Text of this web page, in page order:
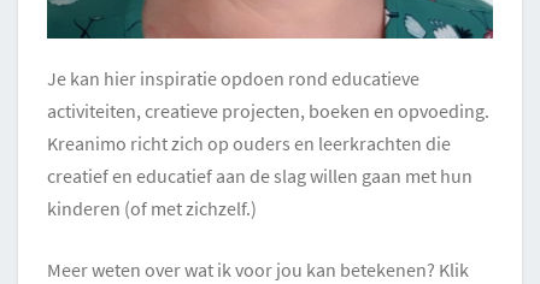
Je kan hier inspiratie opdoen rond educatieve
activiteiten, creatieve projecten, boeken en opvoeding.
Kreanimo richt zich op ouders en leerkrachten die
creatief en educatief aan de slag willen gaan met hun
kinderen (of met zichzelf.)
Meer weten over wat ik voor jou kan betekenen? Klik